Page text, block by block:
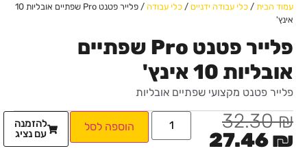
עמוד הבית / כלי עבודה ידניים / כלי עבודה
/ פלייר פטנט Pro שפתיים אובליות 10
אינץ'
פלייר פטנט Pro שפתיים
אובליות 10 אינץ'
פלייר פטנט מקצועי שפתיים אובליות
32.30₪
27.46₪
הוספה לסל
להזמנה
עם נציג